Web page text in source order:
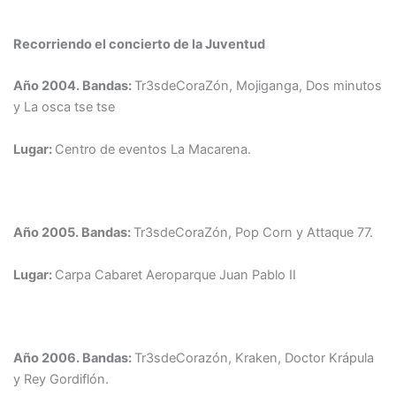
Recorriendo el concierto de la Juventud
Año 2004. Bandas: Tr3sdeCoraZón, Mojiganga, Dos minutos
y La osca tse tse
Lugar: Centro de eventos La Macarena.
Año 2005. Bandas: Tr3sdeCoraZón, Pop Corn y Attaque 77.
Lugar: Carpa Cabaret Aeroparque Juan Pablo II
Año 2006. Bandas: Tr3sdeCorazón, Kraken, Doctor Krápula
y Rey Gordiflón.